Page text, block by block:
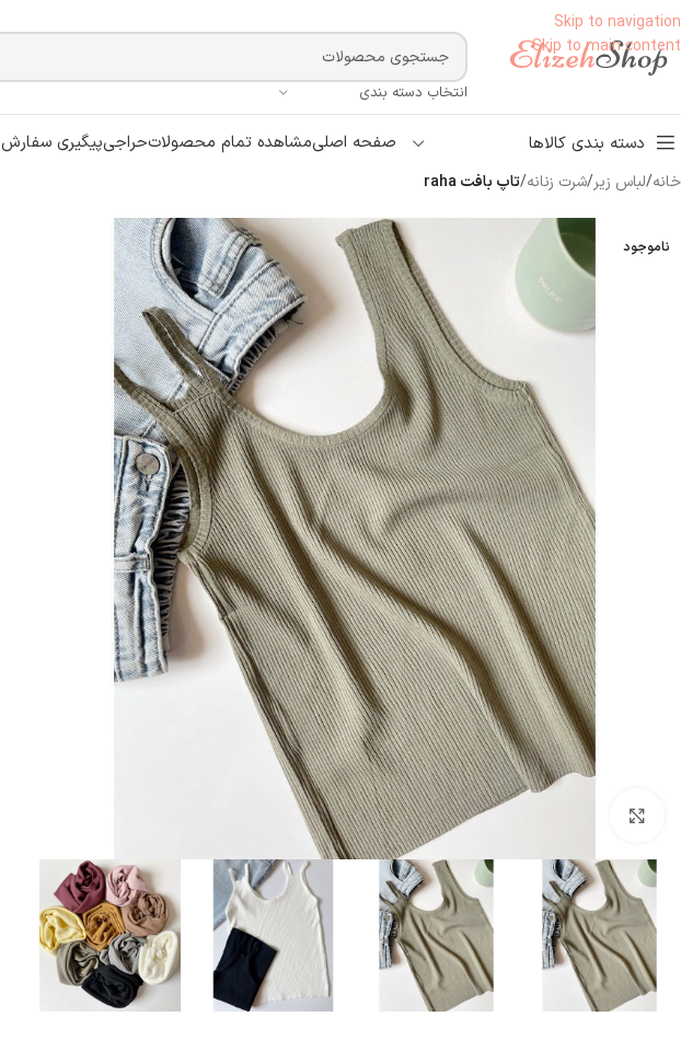
Skip to navigation
Skip to main content
انتخاب دسته بندی
دسته بندی کالاها صفحه اصلیمشاهده تمام محصولاتحراجیپیگیری سفارش
خانه/لباس زیر/شرت زنانه/تاپ بافت raha
ناموجود